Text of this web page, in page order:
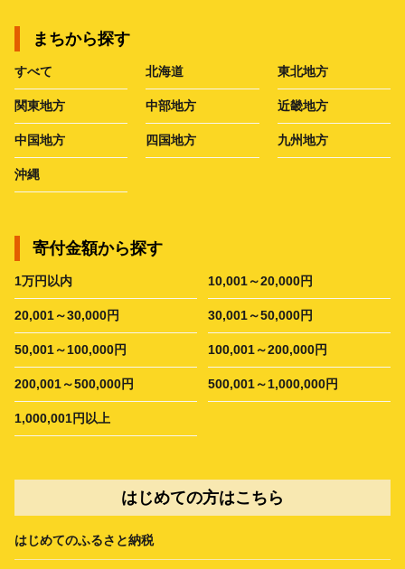
まちから探す
すべて 北海道 東北地方
関東地方 中部地方 近畿地方
中国地方 四国地方 九州地方
沖縄
寄付金額から探す
1万円以内 10,001～20,000円
20,001～30,000円 30,001～50,000円
50,001～100,000円 100,001～200,000円
200,001～500,000円 500,001～1,000,000円
1,000,001円以上
はじめての方はこちら
はじめてのふるさと納税